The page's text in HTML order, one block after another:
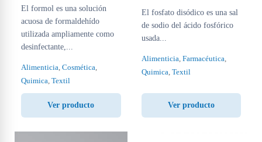
El formol es una solución
acuosa de formaldehído
utilizada ampliamente como
desinfectante,...
Alimenticia, Cosmética,
Quimica, Textil
Ver producto
El fosfato disódico es una sal
de sodio del ácido fosfórico
usada...
Alimenticia, Farmacéutica,
Quimica, Textil
Ver producto